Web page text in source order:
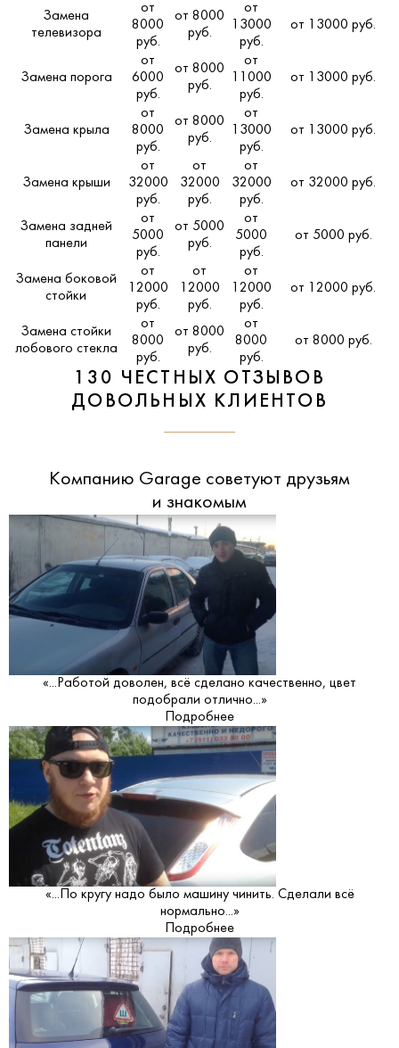
Замена
телевизора
от
8000
руб.
от 8000
руб.
от
13000
руб.
от 13000 руб.
Замена порога
от
6000
руб.
от 8000
руб.
от
11000
руб.
от 13000 руб.
Замена крыла
от
8000
руб.
от 8000
руб.
от
13000
руб.
от 13000 руб.
Замена крыши
от
32000
руб.
от
32000
руб.
от
32000
руб.
от 32000 руб.
Замена задней
панели
от
5000
руб.
от 5000
руб.
от
5000
руб.
от 5000 руб.
Замена боковой
стойки
от
12000
руб.
от
12000
руб.
от
12000
руб.
от 12000 руб.
Замена стойки
лобового стекла
от
8000
руб.
от 8000
руб.
от
8000
руб.
от 8000 руб.
130 ЧЕСТНЫХ ОТЗЫВОВ
ДОВОЛЬНЫХ КЛИЕНТОВ
Компанию Garage советуют друзьям
и знакомым
«...Работой доволен, всё сделано качественно, цвет
подобрали отлично...»
Подробнее
«...По кругу надо было машину чинить. Сделали всё
нормально...»
Подробнее